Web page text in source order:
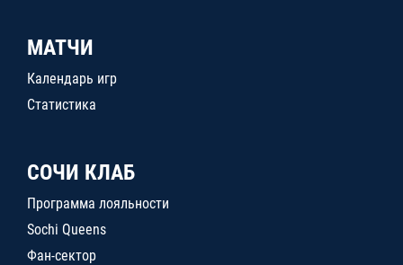
МАТЧИ
Календарь игр
Статистика
СОЧИ КЛАБ
Программа лояльности
Sochi Queens
Фан-сектор